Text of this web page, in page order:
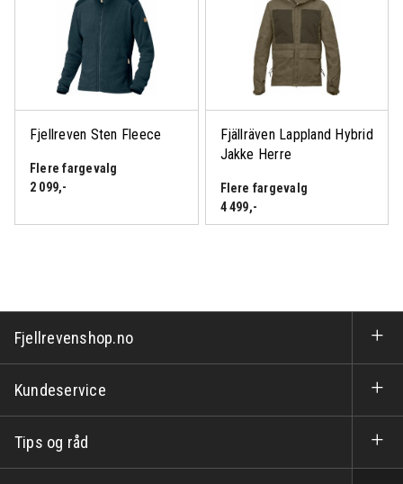
Fjellreven Sten Fleece
Flere fargevalg
2 099,-
Fjällräven Lappland Hybrid
Jakke Herre
Flere fargevalg
4 499,-
Fjellrevenshop.no
Kundeservice
Tips og råd